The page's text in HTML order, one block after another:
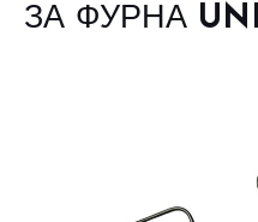
ЗА ФУРНА